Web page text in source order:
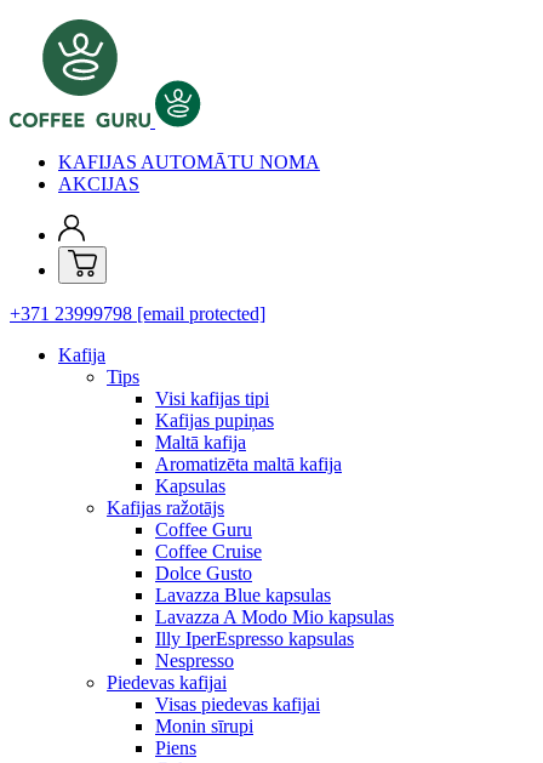
KAFIJAS AUTOMĀTU NOMA
AKCIJAS
+371 23999798 [email protected]
Kafija
Tips
Visi kafijas tipi
Kafijas pupiņas
Maltā kafija
Aromatizēta maltā kafija
Kapsulas
Kafijas ražotājs
Coffee Guru
Coffee Cruise
Dolce Gusto
Lavazza Blue kapsulas
Lavazza A Modo Mio kapsulas
Illy IperEspresso kapsulas
Nespresso
Piedevas kafijai
Visas piedevas kafijai
Monin sīrupi
Piens